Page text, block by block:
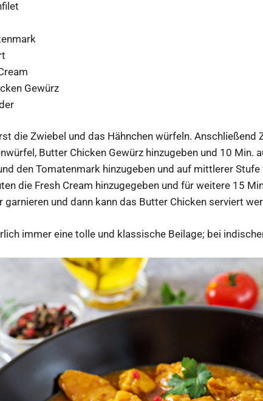
Gewürz
die Zwiebel und das Hähnchen würfeln.
Butter Chicken Gewürz hinzugeben und 10 Min.
den Tomatenmark hinzugeben und auf mittlerer
die Fresh Cream hinzugegeben und für weitere 15
garnieren und dann kann das Butter Chicken serviert
immer eine tolle und klassische Beilage; bei